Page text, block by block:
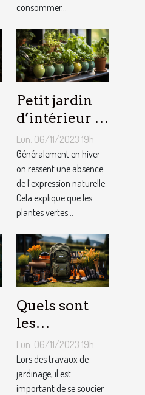
consommer...
Petit jardin
d’intérieur :
comment en
créer chez
soi ?
Lun. 06/11/2023 19h
Généralement en hiver
on ressent une absence
de l’expression naturelle.
Cela explique que les
plantes vertes...
Quels sont
les
équipements
pour le
jardinage ?
Lun. 06/11/2023 19h
Lors des travaux de
jardinage, il est
important de se soucier